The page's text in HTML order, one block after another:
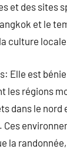
et des sites
et le
culture
Elle est
les régions
dans le nord
Ces
la